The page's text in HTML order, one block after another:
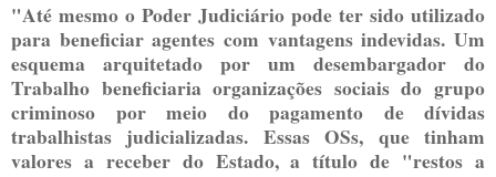
"Até mesmo o Poder Judiciário pode ter sido utilizado
para beneficiar agentes com vantagens indevidas. Um
esquema arquitetado por um desembargador do
Trabalho beneficiaria organizações sociais do grupo
criminoso por meio do pagamento de dívidas
trabalhistas judicializadas. Essas OSs, que tinham
valores a receber do Estado, a título de "restos a